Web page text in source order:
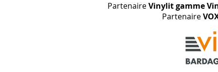
PartenaireVinylit gamme
Partenaire